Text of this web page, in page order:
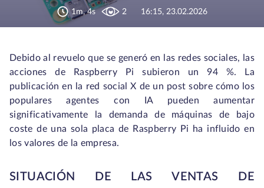
1m, 4s 2 16:15, 23.02.2026
Debido al revuelo que se generó en las redes sociales, las
acciones de Raspberry Pi subieron un 94 %. La
publicación en la red social X de un post sobre cómo los
populares agentes con IA pueden aumentar
significativamente la demanda de máquinas de bajo
coste de una sola placa de Raspberry Pi ha influido en
los valores de la empresa.
SITUACIÓN DE LAS VENTAS DE